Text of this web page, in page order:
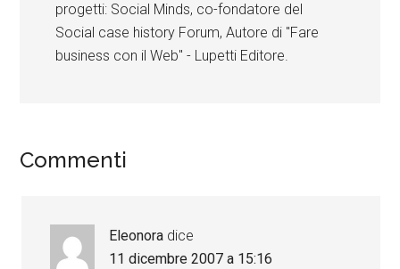
progetti: Social Minds, co-fondatore del
Social case history Forum, Autore di "Fare
business con il Web" - Lupetti Editore.
Commenti
Eleonora dice
11 dicembre 2007 a 15:16